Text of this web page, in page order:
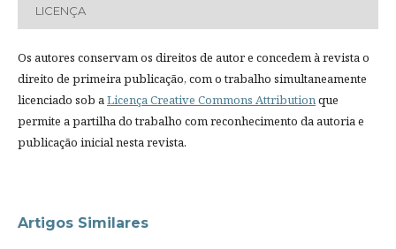
LICENÇA
Os autores conservam os direitos de autor e concedem à revista o
direito de primeira publicação, com o trabalho simultaneamente
licenciado sob aLicença Creative Commons Attributionque
permite a partilha do trabalho com reconhecimento da autoria e
publicação inicial nesta revista.
Artigos Similares